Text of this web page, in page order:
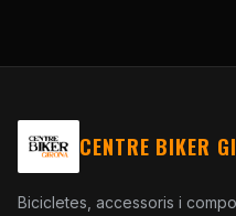
CENTRE BIKER
Bicicletes, accessoris i